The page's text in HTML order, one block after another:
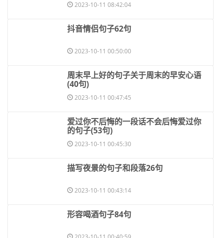
2023-10-11 08:42:04
​抖音情侣句子62句
2023-10-11 00:50:00
​周末早上好的句子关于周末的早安心语
(40句)
2023-10-11 00:47:45
​爱过你不后悔的一段话不会后悔爱过你
的句子(53句)
2023-10-11 00:45:30
​描写夜景的句子和段落26句
2023-10-11 00:43:14
​形容喝酒句子84句